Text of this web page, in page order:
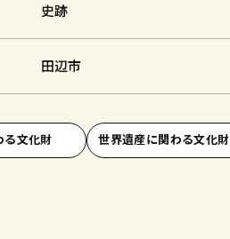
史跡
田辺市
る文化財 世界遺産に関わる文化財